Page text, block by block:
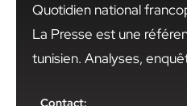
Quotidien national
La Presse est une
tunisien. Analyses,
Contact: